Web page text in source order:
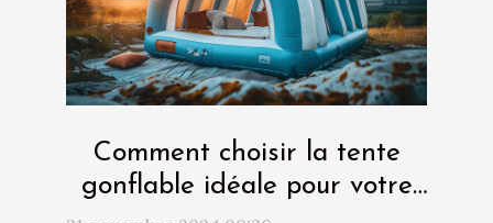
Comment choisir la tente
gonflable idéale pour votre